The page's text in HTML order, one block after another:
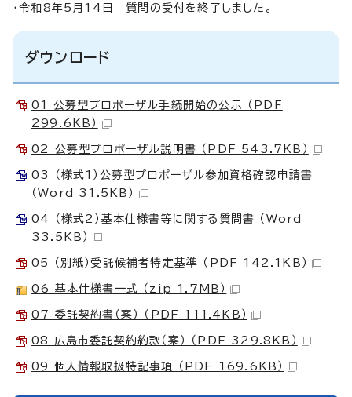
・令和8年5月14日 質問の受付を終了しました。
ダウンロード
01 公募型プロポーザル手続開始の公示 （PDF
299.6KB）
02 公募型プロポーザル説明書 （PDF 543.7KB）
03 （様式1）公募型プロポーザル参加資格確認申請書
（Word 31.5KB）
04 （様式2）基本仕様書等に関する質問書 （Word
33.5KB）
05 （別紙）受託候補者特定基準 （PDF 142.1KB）
06 基本仕様書一式 （zip 1.7MB）
07 委託契約書（案） （PDF 111.4KB）
08 広島市委託契約約款（案） （PDF 329.8KB）
09 個人情報取扱特記事項 （PDF 169.6KB）